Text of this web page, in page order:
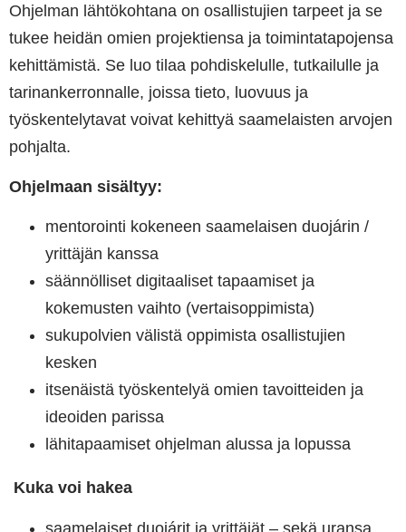
Ohjelman lähtökohtana on osallistujien tarpeet ja se
tukee heidän omien projektiensa ja toimintatapojensa
kehittämistä. Se luo tilaa pohdiskelulle, tutkailulle ja
tarinankerronnalle, joissa tieto, luovuus ja
työskentelytavat voivat kehittyä saamelaisten arvojen
pohjalta.
Ohjelmaan sisältyy:
mentorointi kokeneen saamelaisen duojárin /
yrittäjän kanssa
säännölliset digitaaliset tapaamiset ja
kokemusten vaihto (vertaisoppimista)
sukupolvien välistä oppimista osallistujien
kesken
itsenäistä työskentelyä omien tavoitteiden ja
ideoiden parissa
lähitapaamiset ohjelman alussa ja lopussa
Kuka voi hakea
saamelaiset duojárit ja yrittäjät – sekä uransa